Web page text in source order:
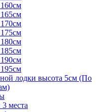
лодки высота 5см (По
места